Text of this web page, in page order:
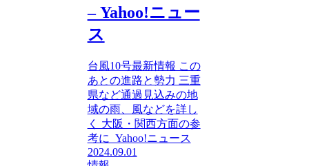
– Yahoo!ニュー
ス
台風10号最新情報 この
あとの進路と勢力 三重
県など通過見込みの地
域の雨、風などを詳し
く 大阪・関西方面の参
考に Yahoo!ニュース
2024.09.01